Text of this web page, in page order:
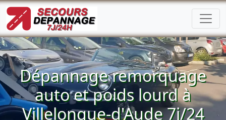
Dépannage remorquage
auto et poids lourd à
Villelongue-d'Aude 7j/24